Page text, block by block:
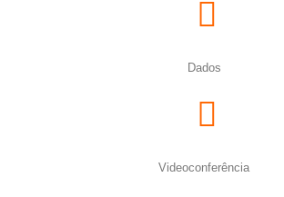
Dados
Videoconferência